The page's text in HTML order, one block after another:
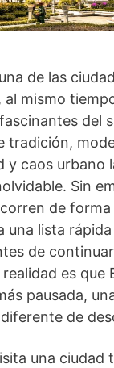
de las
al mismo
del
tradición,
y caos urbano
Sin
de forma
una lista
de
realidad es que
pausada,
de
una ciudad